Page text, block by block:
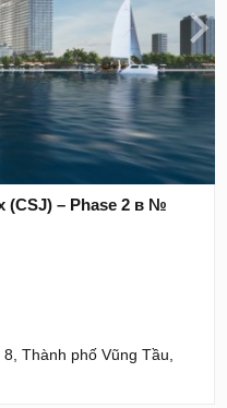
(CSJ) – Phase 2 в №
Thành phố Vũng Tầu,